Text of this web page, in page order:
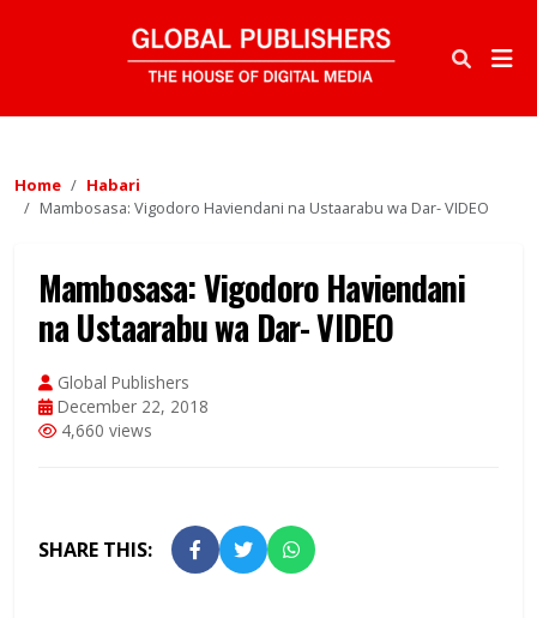
Home
Habari
Mambosasa: Vigodoro Haviendani na Ustaarabu wa Dar- VIDEO
Mambosasa: Vigodoro Haviendani
na Ustaarabu wa Dar- VIDEO
Global Publishers
December 22, 2018
4,660 views
SHARE THIS: